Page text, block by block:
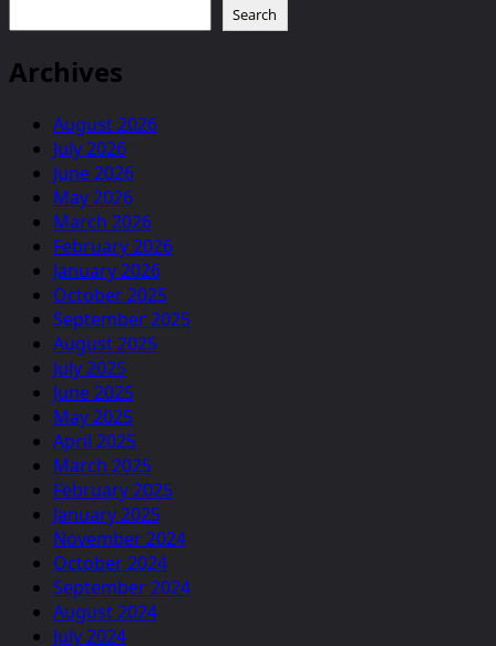
Search
Archives
August 2026
July 2026
June 2026
May 2026
March 2026
February 2026
January 2026
October 2025
September 2025
August 2025
July 2025
June 2025
May 2025
April 2025
March 2025
February 2025
January 2025
November 2024
October 2024
September 2024
August 2024
July 2024